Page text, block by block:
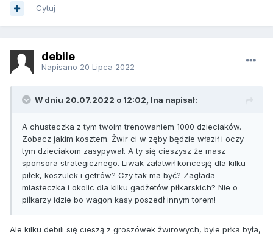
Cytuj
debile
Napisano 20 Lipca 2022
W dniu 20.07.2022 o 12:02, Ina napisał:
A chusteczka z tym twoim trenowaniem 1000 dzieciaków.
Zobacz jakim kosztem. Żwir ci w zęby będzie właził i oczy
tym dzieciakom zasypywał. A ty się cieszysz że masz
sponsora strategicznego. Liwak załatwił koncesję dla kilku
piłek, koszulek i getrów? Czy tak ma być? Zagłada
miasteczka i okolic dla kilku gadżetów piłkarskich? Nie o
piłkarzy idzie bo wagon kasy poszedł innym torem!
Ale kilku debili się cieszą z groszówek żwirowych, byle piłka była,